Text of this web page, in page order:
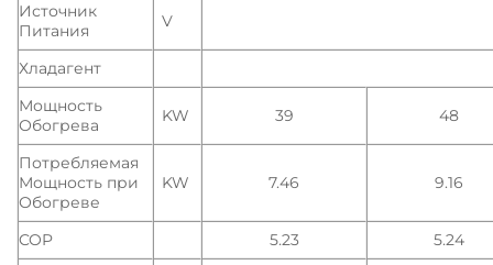
Источник
Питания
V
Хладагент
Мощность
Обогрева
KW 39 48
Потребляемая
Мощность при
Обогреве
KW 7.46 9.16
COP 5.23
5.24